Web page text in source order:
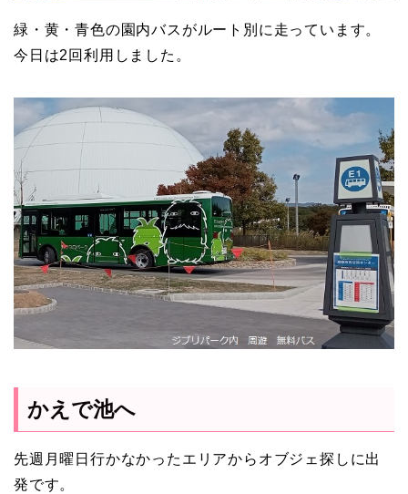
緑・黄・青色の園内バスがルート別に走っています。
今日は2回利用しました。
かえで池へ
先週月曜日行かなかったエリアからオブジェ探しに出
発です。